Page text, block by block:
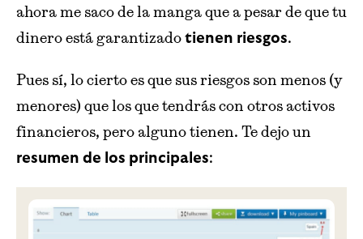
ahora me saco de la manga que a pesar de que tu
dinero está garantizado tienen riesgos.
Pues sí, lo cierto es que sus riesgos son menos (y
menores) que los que tendrás con otros activos
financieros, pero alguno tienen. Te dejo un
resumen de los principales: